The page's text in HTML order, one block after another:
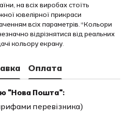
на всіх виробах стоїть
ювелірної прикраси
всіх параметрів.*Кольори
відрізнятися від реальних
кольору екрану.
Оплата
"Нова Пошта":
перевізника)